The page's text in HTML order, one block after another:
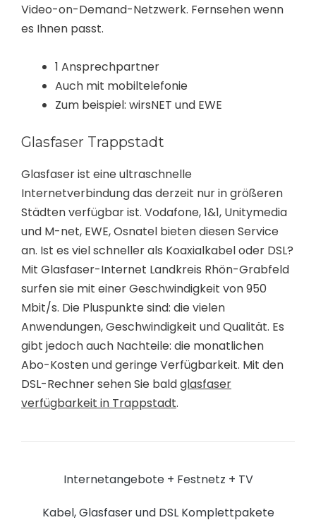
Video-on-Demand-Netzwerk. Fernsehen wenn
es Ihnen passt.
1 Ansprechpartner
Auch mit mobiltelefonie
Zum beispiel: wirsNET und EWE
Glasfaser Trappstadt
Glasfaser ist eine ultraschnelle
Internetverbindung das derzeit nur in größeren
Städten verfügbar ist. Vodafone, 1&1, Unitymedia
und M-net, EWE, Osnatel bieten diesen Service
an. Ist es viel schneller als Koaxialkabel oder DSL?
Mit Glasfaser-Internet Landkreis Rhön-Grabfeld
surfen sie mit einer Geschwindigkeit von 950
Mbit/s. Die Pluspunkte sind: die vielen
Anwendungen, Geschwindigkeit und Qualität. Es
gibt jedoch auch Nachteile: die monatlichen
Abo-Kosten und geringe Verfügbarkeit. Mit den
DSL-Rechner sehen Sie baldglasfaser
verfügbarkeit in Trappstadt.
Internetangebote + Festnetz + TV
Kabel, Glasfaser und DSL Komplettpakete